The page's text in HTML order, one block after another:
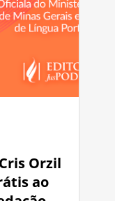
Orzil
ao